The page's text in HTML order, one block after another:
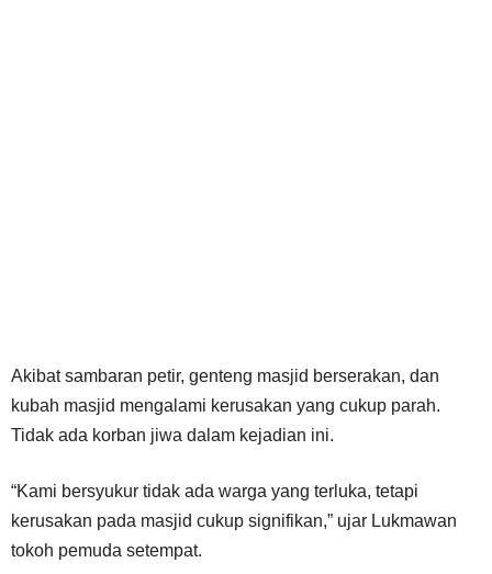
Akibat sambaran petir, genteng masjid berserakan, dan
kubah masjid mengalami kerusakan yang cukup parah.
Tidak ada korban jiwa dalam kejadian ini.
“Kami bersyukur tidak ada warga yang terluka, tetapi
kerusakan pada masjid cukup signifikan,” ujar Lukmawan
tokoh pemuda setempat.